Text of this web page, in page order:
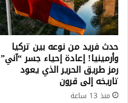
حدث فريد من نوعه بين تركيا
وأرمينيا! إعادة إحياء جسر “آني”
رمز طريق الحرير الذي يعود
تاريخه إلى قرون
منذ 13 ساعة